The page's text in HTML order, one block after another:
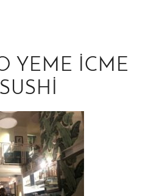
YEME ICME
SUSHI